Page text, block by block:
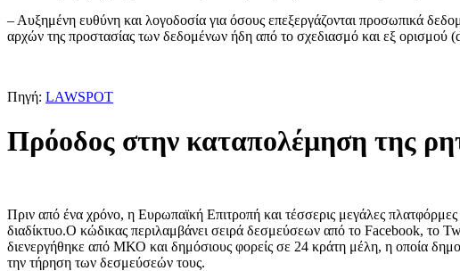
– Αυξημένη ευθύνη και λογοδοσία για όσους επεξεργάζονται προσωπικά
αρχών της προστασίας των δεδομένων ήδη από το σχεδιασμό και εξ
Πηγή: LAWSPOT
Πρόοδος στην καταπολέμηση της
Πριν από ένα χρόνο, η Ευρωπαϊκή Επιτροπή και τέσσερις μεγάλες
διαδίκτυο.Ο κώδικας περιλαμβάνει σειρά δεσμεύσεων από το Facebook, το
διενεργήθηκε από ΜΚΟ και δημόσιους φορείς σε 24 κράτη μέλη, η οποία
την τήρηση των δεσμεύσεών τους.